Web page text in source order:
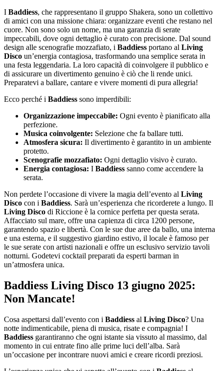
I Baddiess, che rappresentano il gruppo Shakera, sono un collettivo
di amici con una missione chiara: organizzare eventi che restano nel
cuore. Non sono solo un nome, ma una garanzia di serate
impeccabili, dove ogni dettaglio è curato con precisione. Dal sound
design alle scenografie mozzafiato, i Baddiess portano al Living
Disco un’energia contagiosa, trasformando una semplice serata in
una festa leggendaria. La loro capacità di coinvolgere il pubblico e
di assicurare un divertimento genuino è ciò che li rende unici.
Preparatevi a ballare, cantare e vivere momenti di pura allegria!
Ecco perché i Baddiess sono imperdibili:
Organizzazione impeccabile: Ogni evento è pianificato alla
perfezione.
Musica coinvolgente: Selezione che fa ballare tutti.
Atmosfera sicura: Il divertimento è garantito in un ambiente
protetto.
Scenografie mozzafiato: Ogni dettaglio visivo è curato.
Energia contagiosa: I Baddiess sanno come accendere la
serata.
Non perdete l’occasione di vivere la magia dell’evento al Living
Disco con i Baddiess. Sarà un’esperienza che ricorderete a lungo. Il
Living Disco di Riccione è la cornice perfetta per questa serata.
Affacciato sul mare, offre una capienza di circa 1200 persone,
garantendo spazio e libertà. Con le sue due aree da ballo, una interna
e una esterna, e il suggestivo giardino estivo, il locale è famoso per
le sue serate con artisti nazionali e offre un esclusivo servizio tavoli
notturni. Godetevi cocktail preparati da esperti barman in
un’atmosfera unica.
Baddiess Living Disco 13 giugno 2025:
Non Mancate!
Cosa aspettarsi dall’evento con i Baddiess al Living Disco? Una
notte indimenticabile, piena di musica, risate e compagnia! I
Baddiess garantiranno che ogni istante sia vissuto al massimo, dal
momento in cui entrate fino alle prime luci dell’alba. Sarà
un’occasione per incontrare nuovi amici e creare ricordi preziosi.